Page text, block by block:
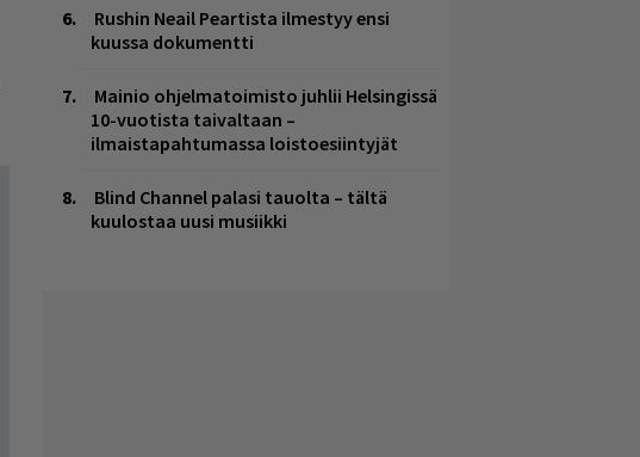
Rushin Neail Peartista ilmestyy ensi
kuussa dokumentti
Mainio ohjelmatoimisto juhlii Helsingissä
10-vuotista taivaltaan –
ilmaistapahtumassa loistoesiintyjät
Blind Channel palasi tauolta – tältä
kuulostaa uusi musiikki